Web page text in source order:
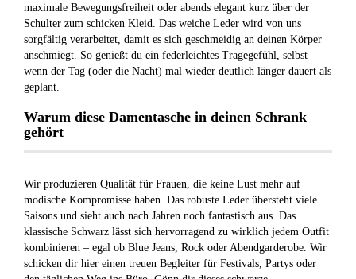
maximale Bewegungsfreiheit oder abends elegant kurz über der
Schulter zum schicken Kleid. Das weiche Leder wird von uns
sorgfältig verarbeitet, damit es sich geschmeidig an deinen Körper
anschmiegt. So genießt du ein federleichtes Tragegefühl, selbst
wenn der Tag (oder die Nacht) mal wieder deutlich länger dauert als
geplant.
Warum diese Damentasche in deinen Schrank
gehört
Wir produzieren Qualität für Frauen, die keine Lust mehr auf
modische Kompromisse haben. Das robuste Leder übersteht viele
Saisons und sieht auch nach Jahren noch fantastisch aus. Das
klassische Schwarz lässt sich hervorragend zu wirklich jedem Outfit
kombinieren – egal ob Blue Jeans, Rock oder Abendgarderobe. Wir
schicken dir hier einen treuen Begleiter für Festivals, Partys oder